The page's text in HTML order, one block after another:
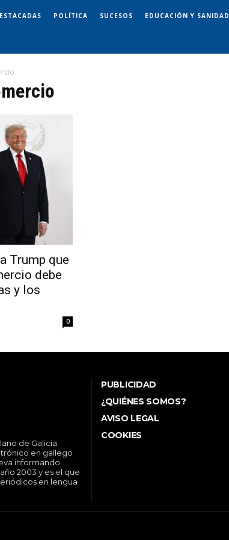
POLÍTICA SUCESOS EDUCACIÓN Y SANIDAD
Trump que
debe
y los
0
de Galicia
en gallego
informando
2003 y es el que
en lengua
PUBLICIDAD
¿QUIÉNES SOMOS?
AVISO LEGAL
COOKIES